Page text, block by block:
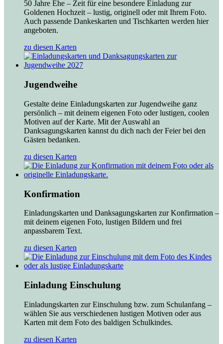
50 Jahre Ehe – Zeit für eine besondere Einladung zur
Goldenen Hochzeit – lustig, originell oder mit Ihrem Foto.
Auch passende Dankeskarten und Tischkarten werden hier
angeboten.
zu diesen Karten
Jugendweihe
Gestalte deine Einladungskarten zur Jugendweihe ganz
persönlich – mit deinem eigenen Foto oder lustigen, coolen
Motiven auf der Karte. Mit der Auswahl an
Danksagungskarten kannst du dich nach der Feier bei den
Gästen bedanken.
zu diesen Karten
Konfirmation
Einladungskarten und Danksagungskarten zur Konfirmation –
mit deinem eigenen Foto, lustigen Bildern und frei
anpassbarem Text.
zu diesen Karten
Einladung Einschulung
Einladungskarten zur Einschulung bzw. zum Schulanfang –
wählen Sie aus verschiedenen lustigen Motiven oder aus
Karten mit dem Foto des baldigen Schulkindes.
zu diesen Karten